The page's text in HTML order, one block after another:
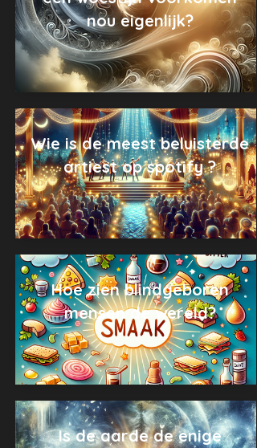
nou eigenlijk?
Wie is de meest beluisterde
artiest op spotify ?
Hoe zien blindgeboren
mensen de wereld?
Is de aarde de enige